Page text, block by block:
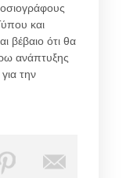
και
βέβαιο ότι θα
ανάπτυξης
την